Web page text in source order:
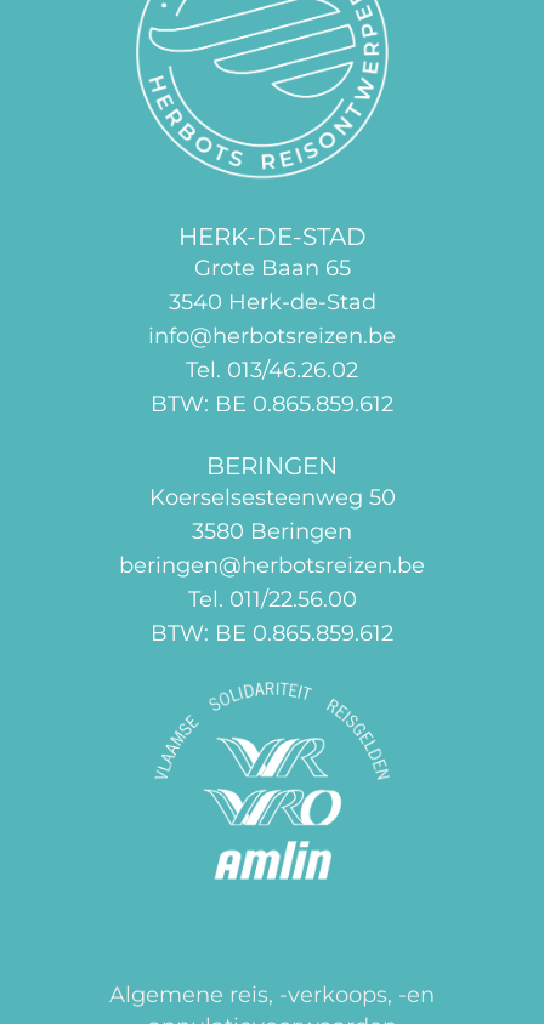
HERK-DE-STAD
Grote Baan 65
3540 Herk-de-Stad
info@herbotsreizen.be
Tel. 013/46.26.02
BTW: BE 0.865.859.612
BERINGEN
Koerselsesteenweg 50
3580 Beringen
beringen@herbotsreizen.be
Tel. 011/22.56.00
BTW: BE 0.865.859.612
Algemene reis, -verkoops, -en